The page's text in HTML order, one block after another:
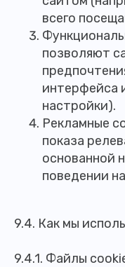
всего
позволяют
интерфейса
настройки).
Рекламные
показа
основанной
поведении
9.4. Как мы
9.4.1. Файлы